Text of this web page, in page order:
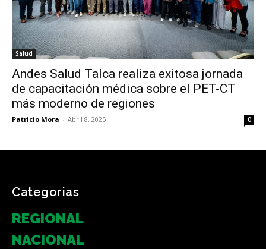
Salud
Andes Salud Talca realiza exitosa jornada
de capacitación médica sobre el PET-CT
más moderno de regiones
Patricio Mora - Abril 8, 2025 0
Categorias
REGIONAL
NACIONAL